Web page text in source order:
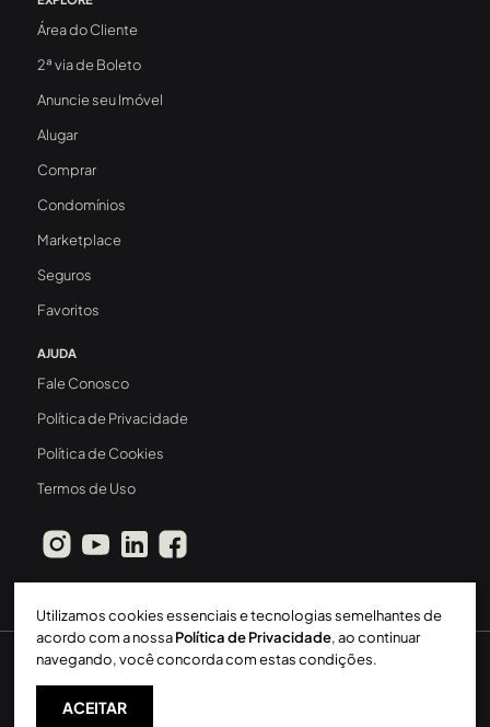
Área do Cliente
2ª via de Boleto
Anuncie seu Imóvel
Alugar
Comprar
Condomínios
Marketplace
Seguros
Favoritos
AJUDA
Fale Conosco
Política de Privacidade
Política de Cookies
Termos de Uso
Sperinde Gestão Imobiliária LTDA - CRECI: 411J - 2026 ©
Todos os direitos reservados
Utilizamos cookies essenciais e tecnologias semelhantes de
acordo com a nossaPolítica de Privacidade, ao continuar
navegando, você concorda com estas condições.
ACEITAR